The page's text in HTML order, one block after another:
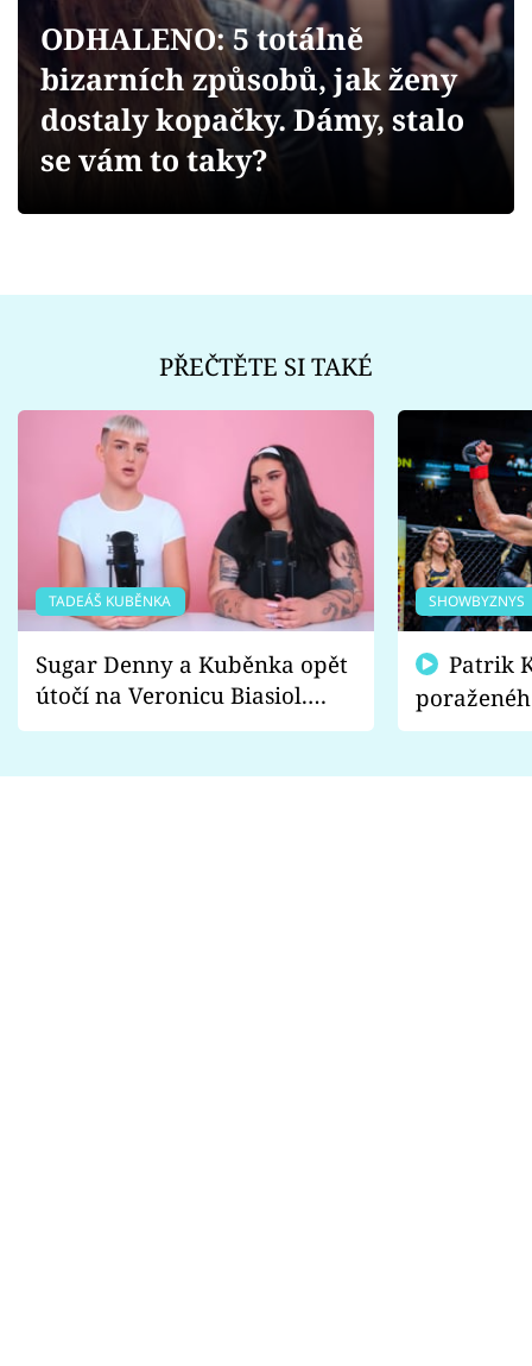
Videa
Sledujte prima+
ODHALENO: 5 totálně
bizarních způsobů, jak ženy
dostaly kopačky. Dámy, stalo
se vám to taky?
PŘEČTĚTE SI TAKÉ
TADEÁŠ KUBĚNKA
Sugar Denny a Kuběnka opět
útočí na Veronicu Biasiol.
Proč je podle nich falešná a
SHOWBYZNYS
fanoušci